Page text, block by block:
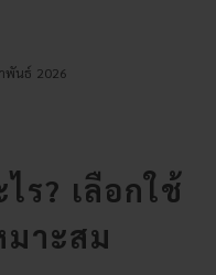
พันธ์ 2026
ร? เลือกใช้
มาะสม